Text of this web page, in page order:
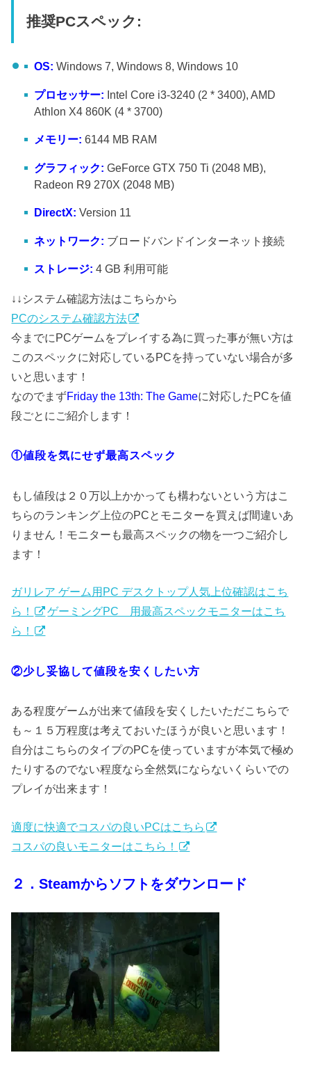
推奨PCスペック:
OS: Windows 7, Windows 8, Windows 10
プロセッサー: Intel Core i3-3240 (2 * 3400), AMD
Athlon X4 860K (4 * 3700)
メモリー: 6144 MB RAM
グラフィック: GeForce GTX 750 Ti (2048 MB),
Radeon R9 270X (2048 MB)
DirectX: Version 11
ネットワーク: ブロードバンドインターネット接続
ストレージ: 4 GB 利用可能
↓↓システム確認方法はこちらから
PCのシステム確認方法
今までにPCゲームをプレイする為に買った事が無い方は
このスペックに対応しているPCを持っていない場合が多
いと思います！
なのでまずFriday the 13th: The Gameに対応したPCを値
段ごとにご紹介します！
①値段を気にせず最高スペック
もし値段は２０万以上かかっても構わないという方はこ
ちらのランキング上位のPCとモニターを買えば間違いあ
りません！モニターも最高スペックの物を一つご紹介し
ます！
ガリレア ゲーム用PC デスクトップ人気上位確認はこち
ら！
ゲーミングPC 用最高スペックモニターはこち
ら！
②少し妥協して値段を安くしたい方
ある程度ゲームが出来て値段を安くしたいただこちらで
も～１５万程度は考えておいたほうが良いと思います！
自分はこちらのタイプのPCを使っていますが本気で極め
たりするのでない程度なら全然気にならないくらいでの
プレイが出来ます！
適度に快適でコスパの良いPCはこちら
コスパの良いモニターはこちら！
２．Steamからソフトをダウンロード